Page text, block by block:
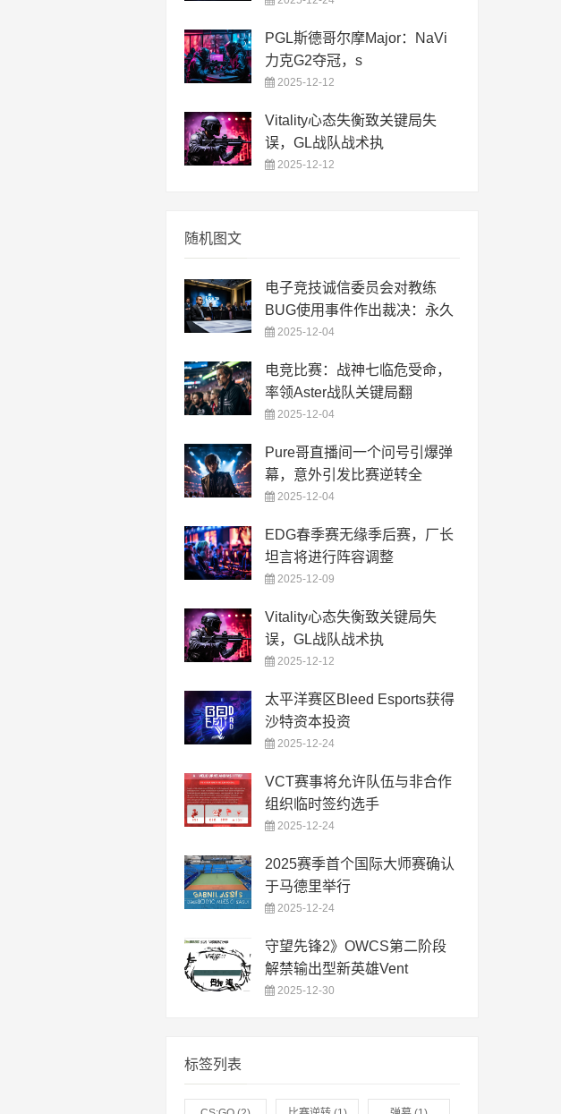
PGL斯德哥尔摩Major：NaVi
力克G2夺冠，s
2025-12-12
Vitality心态失衡致关键局失
误，GL战队战术执
2025-12-12
随机图文
电子竞技诚信委员会对教练
BUG使用事件作出裁决：永久
2025-12-04
电竞比赛：战神七临危受命，
率领Aster战队关键局翻
2025-12-04
Pure哥直播间一个问号引爆弹
幕，意外引发比赛逆转全
2025-12-04
EDG春季赛无缘季后赛，厂长
坦言将进行阵容调整
2025-12-09
Vitality心态失衡致关键局失
误，GL战队战术执
2025-12-12
太平洋赛区Bleed Esports获得
沙特资本投资
2025-12-24
VCT赛事将允许队伍与非合作
组织临时签约选手
2025-12-24
2025赛季首个国际大师赛确认
于马德里举行
2025-12-24
守望先锋2》OWCS第二阶段
解禁输出型新英雄Vent
2025-12-30
标签列表